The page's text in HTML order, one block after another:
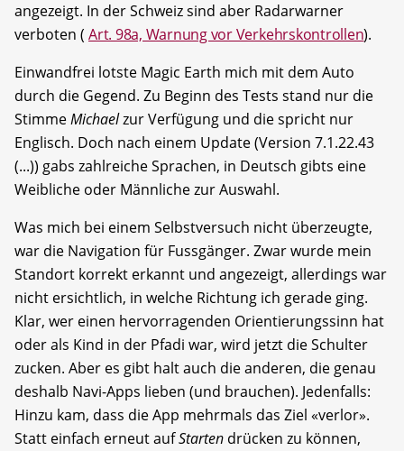
angezeigt. In der Schweiz sind aber Radarwarner
verboten ( Art. 98a, Warnung vor Verkehrskontrollen).
Einwandfrei lotste Magic Earth mich mit dem Auto
durch die Gegend. Zu Beginn des Tests stand nur die
StimmeMichaelzur Verfügung und die spricht nur
Englisch. Doch nach einem Update (Version 7.1.22.43
(...)) gabs zahlreiche Sprachen, in Deutsch gibts eine
Weibliche oder Männliche zur Auswahl.
Was mich bei einem Selbstversuch nicht überzeugte,
war die Navigation für Fussgänger. Zwar wurde mein
Standort korrekt erkannt und angezeigt, allerdings war
nicht ersichtlich, in welche Richtung ich gerade ging.
Klar, wer einen hervorragenden Orientierungssinn hat
oder als Kind in der Pfadi war, wird jetzt die Schulter
zucken. Aber es gibt halt auch die anderen, die genau
deshalb Navi-Apps lieben (und brauchen). Jedenfalls:
Hinzu kam, dass die App mehrmals das Ziel «verlor».
Statt einfach erneut aufStarten drücken zu können,